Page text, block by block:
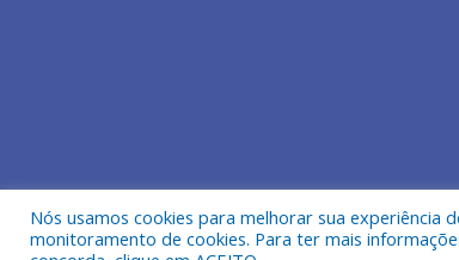
Todos os direitos reservados a
Nós usamos cookies para melhorar sua experiência
monitoramento de cookies. Para ter mais